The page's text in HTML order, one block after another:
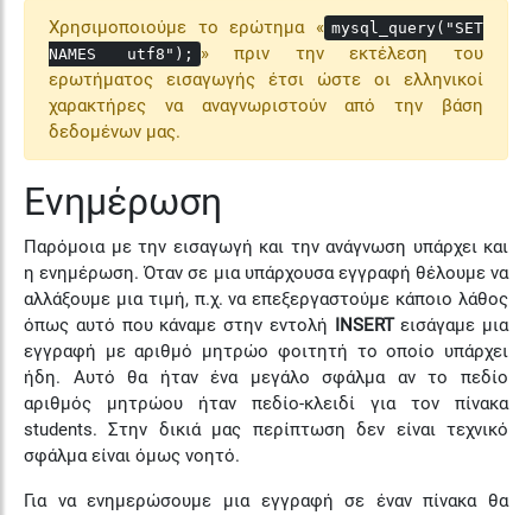
Χρησιμοποιούμε το ερώτημα « mysql_query("SET
NAMES utf8");
» πριν την εκτέλεση του
ερωτήματος εισαγωγής έτσι ώστε οι ελληνικοί
χαρακτήρες να αναγνωριστούν από την βάση
δεδομένων μας.
Ενημέρωση
Παρόμοια με την εισαγωγή και την ανάγνωση υπάρχει και
η ενημέρωση. Όταν σε μια υπάρχουσα εγγραφή θέλουμε να
αλλάξουμε μια τιμή, π.χ. να επεξεργαστούμε κάποιο λάθος
όπως αυτό που κάναμε στην εντολή INSERTεισάγαμε μια
εγγραφή με αριθμό μητρώο φοιτητή το οποίο υπάρχει
ήδη. Αυτό θα ήταν ένα μεγάλο σφάλμα αν το πεδίο
αριθμός μητρώου ήταν πεδίο-κλειδί για τον πίνακα
students. Στην δικιά μας περίπτωση δεν είναι τεχνικό
σφάλμα είναι όμως νοητό.
Για να ενημερώσουμε μια εγγραφή σε έναν πίνακα θα